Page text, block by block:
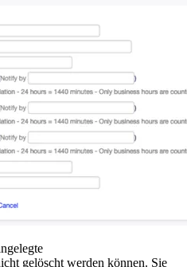
gelöscht werden können. Sie